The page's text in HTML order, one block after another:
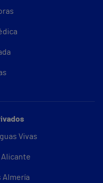
Vivas
Almería